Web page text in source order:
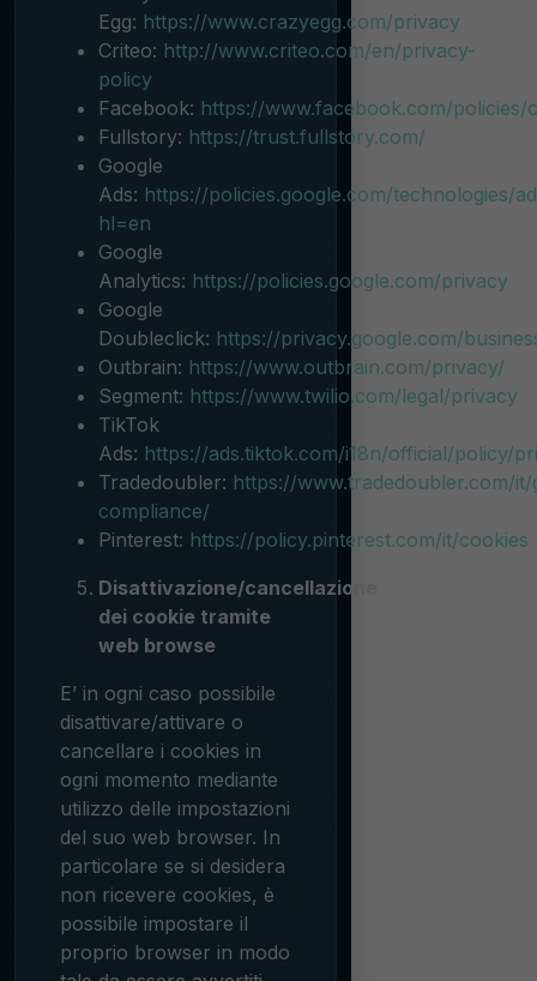
Egg: https://www.crazyegg.com/privacy
Criteo: http://www.criteo.com/en/privacy-
policy
Facebook: https://www.facebook.com/policies/
Fullstory: https://trust.fullstory.com/
Google
Ads: https://policies.google.com/technologies/
hl=en
Google
Analytics: https://policies.google.com/privacy
Google
Doubleclick: https://privacy.google.com/
Outbrain: https://www.outbrain.com/privacy/
Segment: https://www.twilio.com/legal/privacy
TikTok
Ads: https://ads.tiktok.com/i18n/official/policy/
Tradedoubler: https://www.tradedoubler.com/
compliance/
Pinterest: https://policy.pinterest.com/it/cookies
Disattivazione/cancellazione
dei cookie tramite
web browse
E’ in ogni caso possibile
disattivare/attivare o
cancellare i cookies in
ogni momento mediante
utilizzo delle impostazioni
del suo web browser. In
particolare se si desidera
non ricevere cookies, è
possibile impostare il
proprio browser in modo